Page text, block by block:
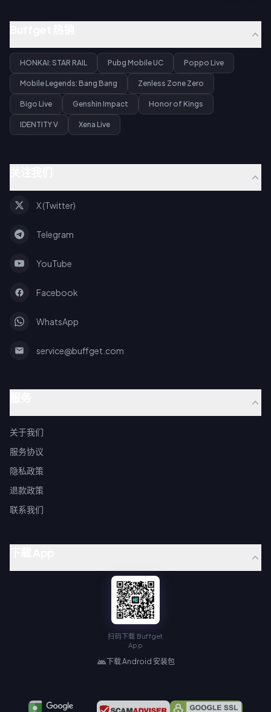
HONKAI: STAR RAIL Pubg Mobile UC Poppo Live
Mobile Legends: Bang Bang Zenless Zone Zero
Bigo Live Genshin Impact Honor of Kings
IDENTITY V Xena Live
X (Twitter)
Telegram
YouTube
Facebook
WhatsApp
service@buffget.com
关于我们
服务协议
隐私政策
退款政策
联系我们
扫码下载 Buffget
App
下载 Android 安装包